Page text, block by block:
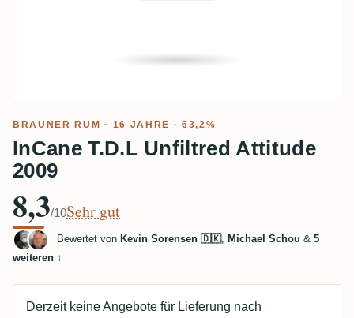
BRAUNER RUM · 16 JAHRE · 63,2%
InCane T.D.L Unfiltred Attitude
2009
8,3/10Sehr gut
Bewertet von Kevin Sorensen 🇩🇰, Michael Schou & 5
weiteren ↓
Derzeit keine Angebote für Lieferung nach